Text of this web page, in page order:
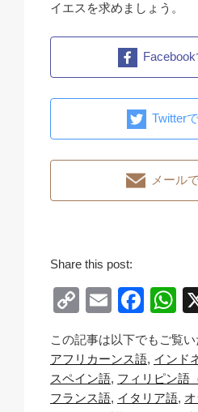
イエスを求めましょう。
Twitter
メール
Share this post:
C
o
p
y
Li
E
m
ail
F
c
e
b
at
s
A
この記事は以下でもご覧い
アフリカーンス語 インド
スペイン語 フィリピン語
フランス語 イタリア語